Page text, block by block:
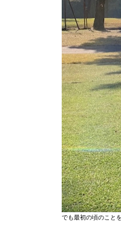
でも最初の頃のこと